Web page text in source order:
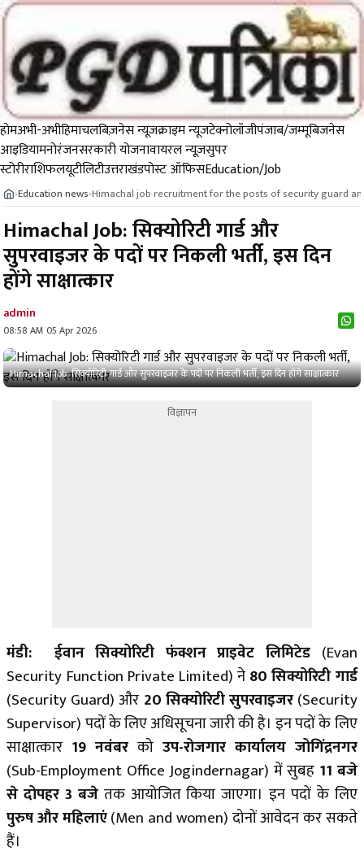
होमअभी-अभीहिमाचलबिज़नेस न्यूज़क्राइम न्यूजटेक्नोलॉजीपंजाब/जम्मूबिजनेस
आइडियामनोरंजनसरकारी योजनावायरल न्यूज़सुपर
स्टोरीराशिफलयूटीलिटीउत्तराखंडपोस्ट ऑफिसEducation/Job
›Education news›Himachal job recruitment for the posts of security guard
Himachal Job: सिक्योरिटी गार्ड और
सुपरवाइजर के पदों पर निकली भर्ती, इस दिन
होंगे साक्षात्कार
admin
08:58 AM 05 Apr 2026
Himachal Job: सिक्योरिटी गार्ड और सुपरवाइजर के पदों पर निकली भर्ती, इस दिन होंगे साक्षात्कार
विज्ञापन
मंडी: ईवान सिक्योरिटी फंक्शन प्राइवेट लिमिटेड (Evan
Security Function Private Limited)ने80 सिक्योरिटी गार्ड
(Security Guard) और 20 सिक्योरिटी सुपरवाइजर(Security
Supervisor) पदों के लिए अधिसूचना जारी की है। इन पदों के लिए
साक्षात्कार 19 नवंबर को उप-रोजगार कार्यालय जोगिंद्रनगर
(Sub-Employment Office Jogindernagar) में सुबह 11 बजे
से दोपहर 3 बजेतक आयोजित किया जाएगा। इन पदों के लिए
पुरुष और महिलाएं(Men and women) दोनों आवेदन कर सकते
हैं।